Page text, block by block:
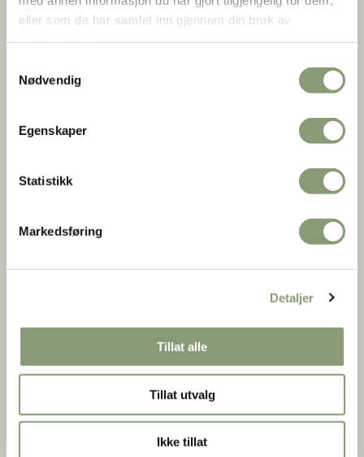
eller som de har samlet inn gjennom din bruk av
Nødvendig
Egenskaper
Statistikk
Markedsføring
Detaljer
Tillat alle
Tillat utvalg
Ikke tillat
Tjenerskap:
Lars Larsen (31 år), gårskarl
Johannes Christiansen Rødding (14 år)
Knud Hendrichsen (21 år)
På museet
Norsk Folkemusem er
stort sett en kopi med
gjenbruk av detaljer i tre,
og med gammel tegl i
syn­lig murverk.
er fra 1600-årene og